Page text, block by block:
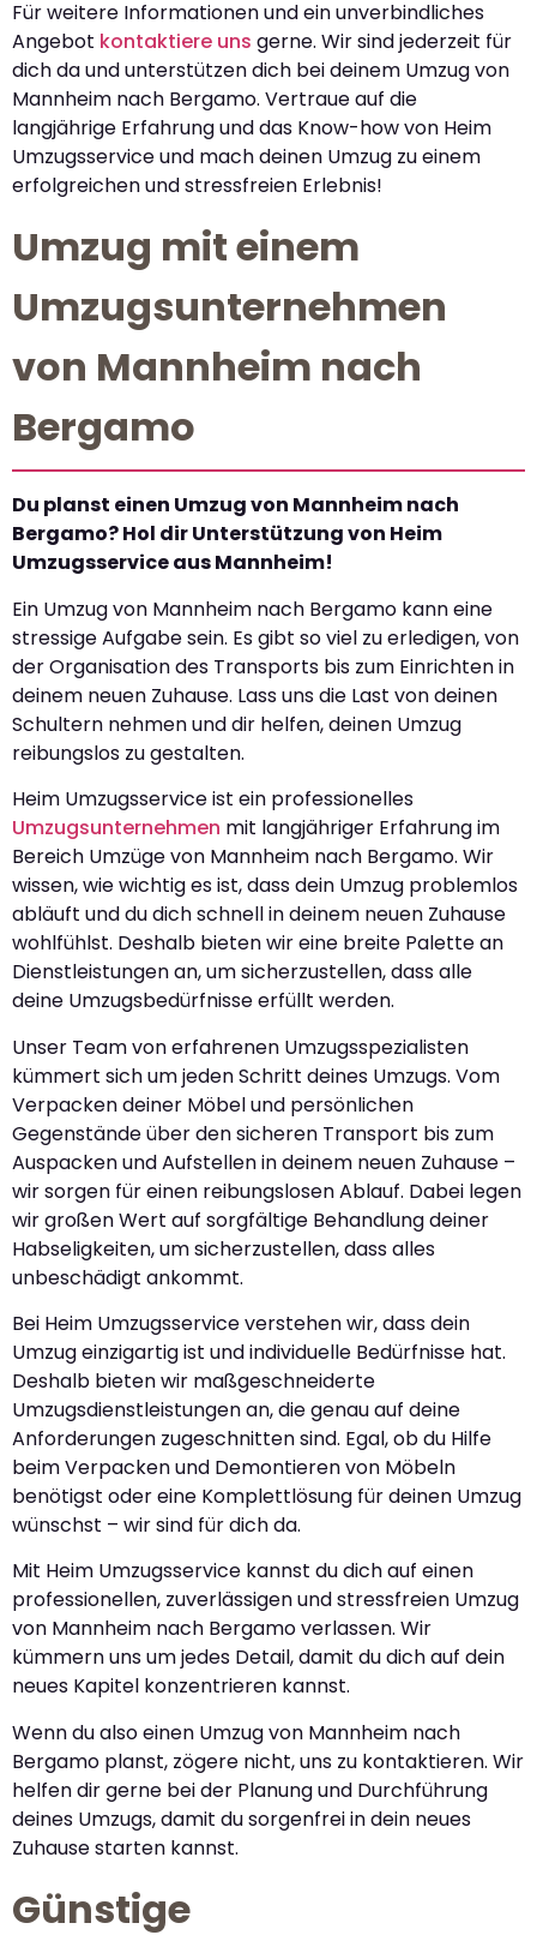
Für weitere Informationen und ein unverbindliches
Angebot kontaktiere uns gerne. Wir sind jederzeit für
dich da und unterstützen dich bei deinem Umzug von
Mannheim nach Bergamo. Vertraue auf die
langjährige Erfahrung und das Know-how von Heim
Umzugsservice und mach deinen Umzug zu einem
erfolgreichen und stressfreien Erlebnis!
Umzug mit einem
Umzugsunternehmen
von Mannheim nach
Bergamo
Du planst einen Umzug von Mannheim nach
Bergamo? Hol dir Unterstützung von Heim
Umzugsservice aus Mannheim!
Ein Umzug von Mannheim nach Bergamo kann eine
stressige Aufgabe sein. Es gibt so viel zu erledigen, von
der Organisation des Transports bis zum Einrichten in
deinem neuen Zuhause. Lass uns die Last von deinen
Schultern nehmen und dir helfen, deinen Umzug
reibungslos zu gestalten.
Heim Umzugsservice ist ein professionelles
Umzugsunternehmen mit langjähriger Erfahrung im
Bereich Umzüge von Mannheim nach Bergamo. Wir
wissen, wie wichtig es ist, dass dein Umzug problemlos
abläuft und du dich schnell in deinem neuen Zuhause
wohlfühlst. Deshalb bieten wir eine breite Palette an
Dienstleistungen an, um sicherzustellen, dass alle
deine Umzugsbedürfnisse erfüllt werden.
Unser Team von erfahrenen Umzugsspezialisten
kümmert sich um jeden Schritt deines Umzugs. Vom
Verpacken deiner Möbel und persönlichen
Gegenstände über den sicheren Transport bis zum
Auspacken und Aufstellen in deinem neuen Zuhause –
wir sorgen für einen reibungslosen Ablauf. Dabei legen
wir großen Wert auf sorgfältige Behandlung deiner
Habseligkeiten, um sicherzustellen, dass alles
unbeschädigt ankommt.
Bei Heim Umzugsservice verstehen wir, dass dein
Umzug einzigartig ist und individuelle Bedürfnisse hat.
Deshalb bieten wir maßgeschneiderte
Umzugsdienstleistungen an, die genau auf deine
Anforderungen zugeschnitten sind. Egal, ob du Hilfe
beim Verpacken und Demontieren von Möbeln
benötigst oder eine Komplettlösung für deinen Umzug
wünschst – wir sind für dich da.
Mit Heim Umzugsservice kannst du dich auf einen
professionellen, zuverlässigen und stressfreien Umzug
von Mannheim nach Bergamo verlassen. Wir
kümmern uns um jedes Detail, damit du dich auf dein
neues Kapitel konzentrieren kannst.
Wenn du also einen Umzug von Mannheim nach
Bergamo planst, zögere nicht, uns zu kontaktieren. Wir
helfen dir gerne bei der Planung und Durchführung
deines Umzugs, damit du sorgenfrei in dein neues
Zuhause starten kannst.
Günstige